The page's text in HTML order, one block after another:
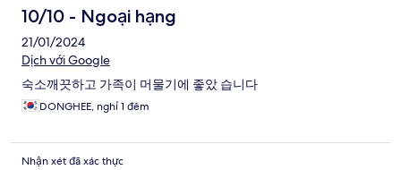
10/10 - Ngoại hạng
21/01/2024
Dịch với Google
숙소깨끗하고 가족이 머물기에 좋았 습니다
DONGHEE, nghỉ 1 đêm
Nhận xét đã xác thực